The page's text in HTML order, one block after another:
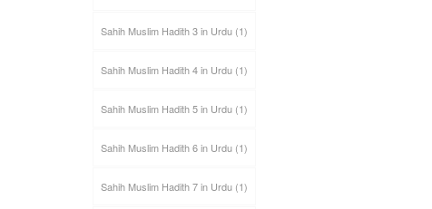
Sahih Muslim Hadith 3 in Urdu(1)
Sahih Muslim Hadith 4 in Urdu(1)
Sahih Muslim Hadith 5 in Urdu(1)
Sahih Muslim Hadith 6 in Urdu(1)
Sahih Muslim Hadith 7 in Urdu(1)